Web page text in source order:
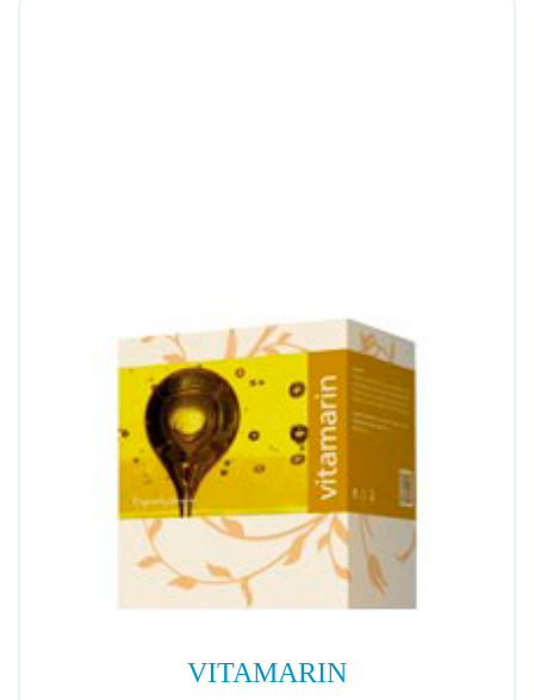
VITAMARIN